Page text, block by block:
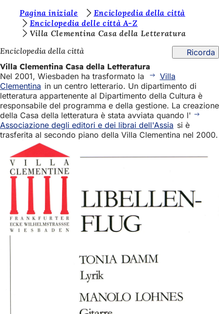
Vai al contenuto
e
t
e
q
u
i
:
Pagina iniziale
Enciclopedia della città
Enciclopedia delle città A-Z
Villa Clementina Casa della Letteratura
Enciclopedia della città
Ricorda
Villa Clementina Casa della Letteratura
Nel 2001, Wiesbaden ha trasformato la
Villa
Clementina in un centro letterario. Un dipartimento di
letteratura appartenente al Dipartimento della Cultura è
responsabile del programma e della gestione. La creazione
della Casa della letteratura è stata avviata quando l'
Associazione degli editori e dei librai dell'Assia si è
trasferita al secondo piano della Villa Clementina nel 2000.